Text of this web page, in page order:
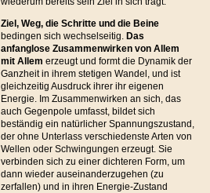
Ziel, Weg, die Schritte und die Beine
bedingen sich wechselseitig.Das
anfanglose Zusammenwirken von Allem
mit Allem erzeugt und formt die Dynamik der
Ganzheit in ihrem stetigen Wandel, und ist
gleichzeitig Ausdruck ihrer ihr eigenen
Energie. Im Zusammenwirken an sich, das
auch Gegenpole umfasst, bildet sich
beständig ein natürlicher Spannungszustand,
der ohne Unterlass verschiedenste Arten von
Wellen oder Schwingungen erzeugt. Sie
verbinden sich zu einer dichteren Form, um
dann wieder auseinanderzugehen (zu
zerfallen) und in ihren Energie-Zustand